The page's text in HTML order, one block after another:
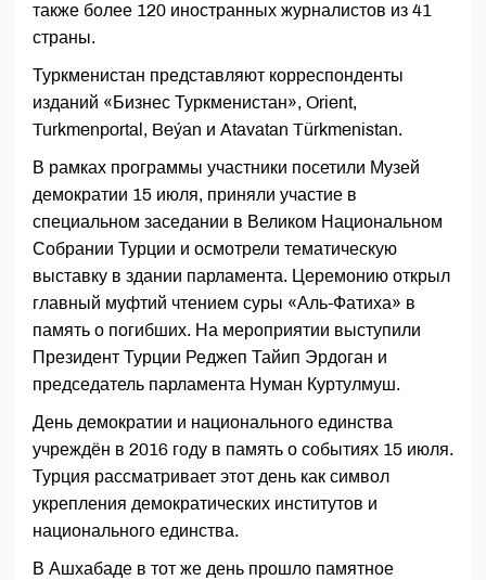
также более 120 иностранных журналистов из 41
страны.
Туркменистан представляют корреспонденты
изданий «Бизнес Туркменистан», Orient,
Turkmenportal, Beýan и Atavatan Türkmenistan.
В рамках программы участники посетили Музей
демократии 15 июля, приняли участие в
специальном заседании в Великом Национальном
Собрании Турции и осмотрели тематическую
выставку в здании парламента. Церемонию открыл
главный муфтий чтением суры «Аль-Фатиха» в
память о погибших. На мероприятии выступили
Президент Турции Реджеп Тайип Эрдоган и
председатель парламента Нуман Куртулмуш.
День демократии и национального единства
учреждён в 2016 году в память о событиях 15 июля.
Турция рассматривает этот день как символ
укрепления демократических институтов и
национального единства.
В Ашхабаде в тот же день прошло памятное